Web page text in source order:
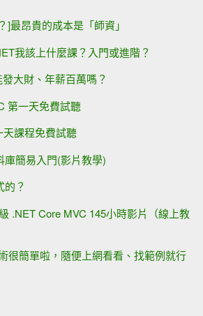
]最昂貴的成本是「師資」
我該上什麼課？入門或進階？
大財、年薪百萬嗎？
第一天免費試聽
天課程免費試聽
庫簡易入門(影片教學)
？
.NET Core MVC 145小時影片（線上教
很簡單啦，隨便上網看看、找範例就行